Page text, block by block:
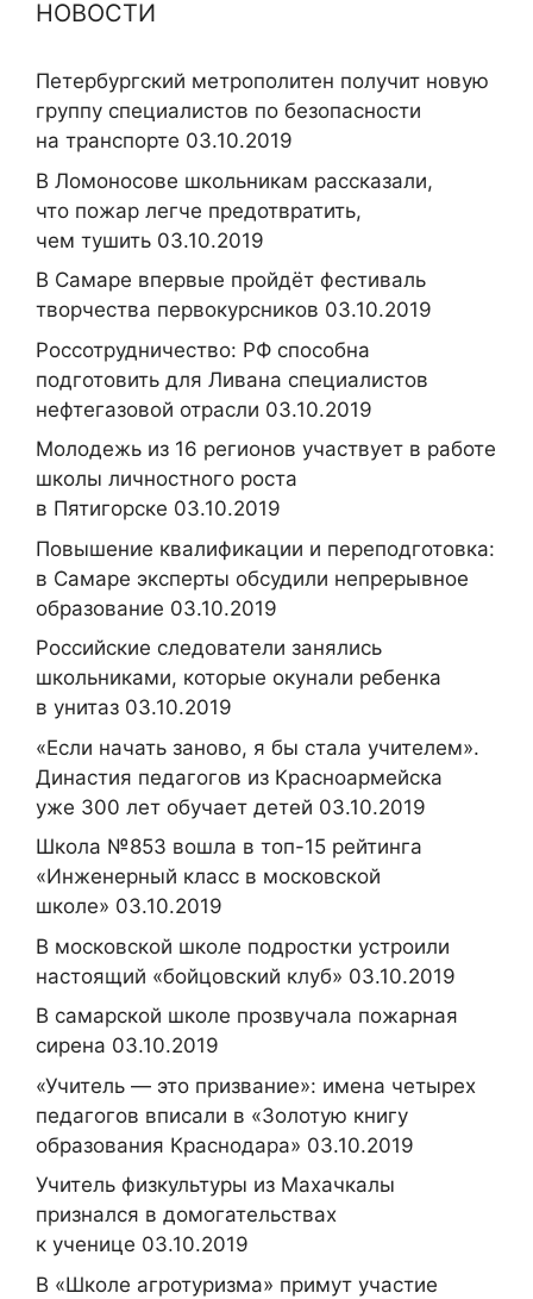
НОВОСТИ
Петербургский метрополитен получит новую
группу специалистов по безопасности
на транспорте 03.10.2019
В Ломоносове школьникам рассказали,
что пожар легче предотвратить,
чем тушить 03.10.2019
В Самаре впервые пройдёт фестиваль
творчества первокурсников 03.10.2019
Россотрудничество: РФ способна
подготовить для Ливана специалистов
нефтегазовой отрасли 03.10.2019
Молодежь из 16 регионов участвует в работе
школы личностного роста
в Пятигорске 03.10.2019
Повышение квалификации и переподготовка:
в Самаре эксперты обсудили непрерывное
образование 03.10.2019
Российские следователи занялись
школьниками, которые окунали ребенка
в унитаз 03.10.2019
«Если начать заново, я бы стала учителем».
Династия педагогов из Красноармейска
уже 300 лет обучает детей 03.10.2019
Школа №853 вошла в топ-15 рейтинга
«Инженерный класс в московской
школе» 03.10.2019
В московской школе подростки устроили
настоящий «бойцовский клуб» 03.10.2019
В самарской школе прозвучала пожарная
сирена 03.10.2019
«Учитель — это призвание»: имена четырех
педагогов вписали в «Золотую книгу
образования Краснодара» 03.10.2019
Учитель физкультуры из Махачкалы
признался в домогательствах
к ученице 03.10.2019
В «Школе агротуризма» примут участие